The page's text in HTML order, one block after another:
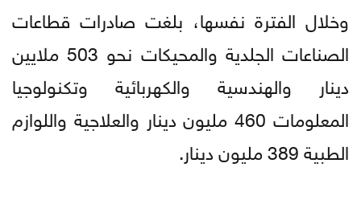
وخلال الفترة نفسها، بلغت صادرات قطاعات
الصناعات الجلدية والمحيكات نحو 503 ملايين
دينار والهندسية والكهربائية وتكنولوجيا
المعلومات 460 مليون دينار والعلاجية واللوازم
الطبية 389 مليون دينار.